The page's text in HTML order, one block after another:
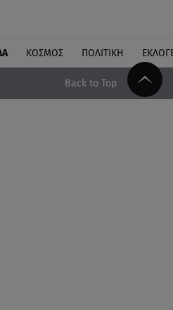
ΚΟΣΜΟΣ ΠΟΛΙΤΙΚΗ
Back to Top